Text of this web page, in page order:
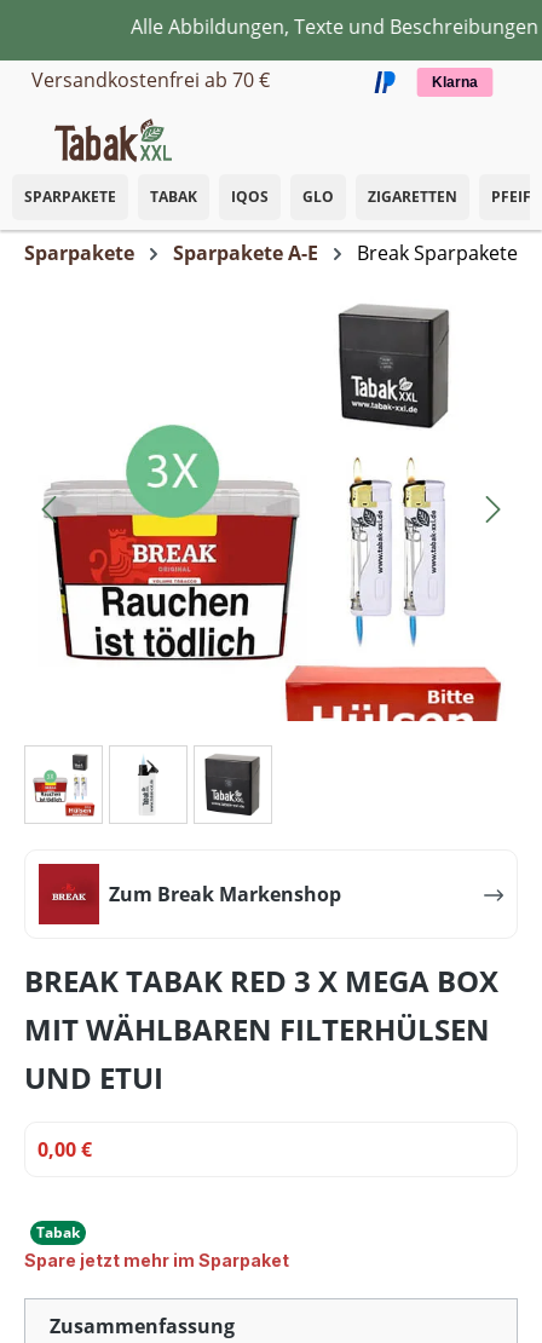
Zum Hauptinhalt springen
Alle Abbildungen, Texte und Beschreibungen
Versandkostenfrei ab 70 €
Klarna
SPARPAKETE TABAK IQOS GLO ZIGARETTEN
Sparpakete Sparpakete A-E Break Sparpakete
Zum Break Markenshop
BREAK TABAK RED 3 X MEGA BOX
MIT WÄHLBAREN FILTERHÜLSEN
UND ETUI
0,00 €
Tabak
Spare jetzt mehr im Sparpaket
Zusammenfassung